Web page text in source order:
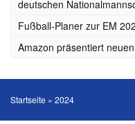
deutschen
Fußball-Planer zur EM
Amazon präsentiert
Startseite » 2024